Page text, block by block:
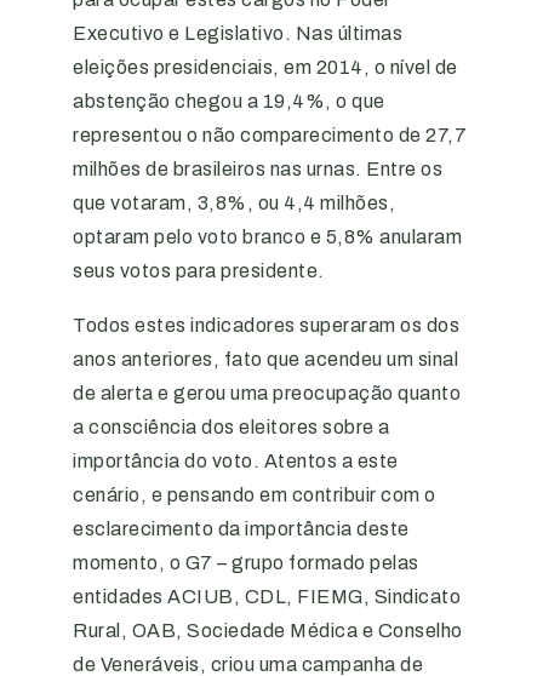
Executivo e Legislativo. Nas últimas
eleições presidenciais, em 2014, o nível de
abstenção chegou a 19,4%, o que
representou o não comparecimento de 27,7
milhões de brasileiros nas urnas. Entre os
que votaram, 3,8%, ou 4,4 milhões,
optaram pelo voto branco e 5,8% anularam
seus votos para presidente.
Todos estes indicadores superaram os dos
anos anteriores, fato que acendeu um sinal
de alerta e gerou uma preocupação quanto
a consciência dos eleitores sobre a
importância do voto. Atentos a este
cenário, e pensando em contribuir com o
esclarecimento da importância deste
momento, o G7 – grupo formado pelas
entidades ACIUB, CDL, FIEMG, Sindicato
Rural, OAB, Sociedade Médica e Conselho
de Veneráveis, criou uma campanha de